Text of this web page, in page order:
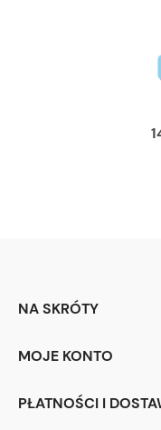
NA SKRÓTY
MOJE KONTO
PŁATNOŚCI I